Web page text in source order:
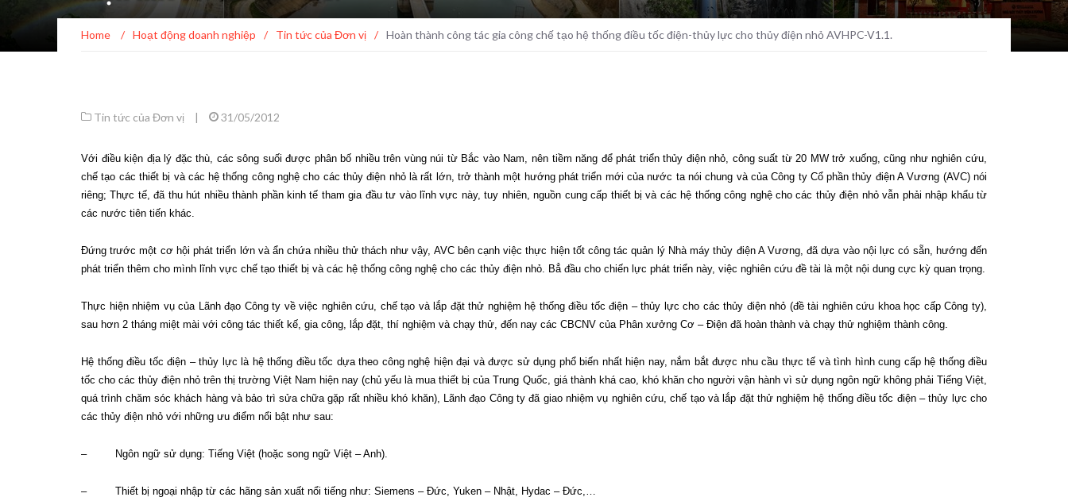
Home / Hoạt động doanh nghiệp / Tin tức của Đơn vị / Hoàn thành công tác gia công chế tạo hệ thống điều tốc điện-thủy lực cho thủy điện nhỏ AVHPC-V1.1.
Tin tức của Đơn vị | 31/05/2012
Với điều kiện địa lý đặc thù, các sông suối được phân bố nhiều trên vùng núi từ Bắc vào Nam, nên tiềm năng để phát triển thủy điện nhỏ, công suất từ 20 MW trở xuống, cũng như nghiên cứu,
chế tạo các thiết bị và các hệ thống công nghệ cho các thủy điện nhỏ là rất lớn, trở thành một hướng phát triển mới của nước ta nói chung và của Công ty Cổ phần thủy điện A Vương (AVC) nói
riêng; Thực tế, đã thu hút nhiều thành phần kinh tế tham gia đầu tư vào lĩnh vực này, tuy nhiên, nguồn cung cấp thiết bị và các hệ thống công nghệ cho các thủy điện nhỏ vẫn phải nhập khẩu từ
các nước tiên tiến khác.
Đứng trước một cơ hội phát triển lớn và ẩn chứa nhiều thử thách như vậy, AVC bên cạnh việc thực hiện tốt công tác quản lý Nhà máy thủy điện A Vương, đã dựa vào nội lực có sẵn, hướng đến
phát triển thêm cho mình lĩnh vực chế tạo thiết bị và các hệ thống công nghệ cho các thủy điện nhỏ. Bẳ đầu cho chiến lực phát triển này, việc nghiên cứu đề tài là một nội dung cực kỳ quan trọng.
Thực hiện nhiệm vụ của Lãnh đạo Công ty về việc nghiên cứu, chế tạo và lắp đặt thử nghiệm hệ thống điều tốc điện – thủy lực cho các thủy điện nhỏ (đề tài nghiên cứu khoa học cấp Công ty),
sau hơn 2 tháng miệt mài với công tác thiết kế, gia công, lắp đặt, thí nghiệm và chạy thử, đến nay các CBCNV của Phân xưởng Cơ – Điện đã hoàn thành và chạy thử nghiệm thành công.
Hệ thống điều tốc điện – thủy lực là hệ thống điều tốc dựa theo công nghệ hiện đại và được sử dụng phổ biến nhất hiện nay, nắm bắt được nhu cầu thực tế và tình hình cung cấp hệ thống điều
tốc cho các thủy điện nhỏ trên thị trường Việt Nam hiện nay (chủ yếu là mua thiết bị của Trung Quốc, giá thành khá cao, khó khăn cho người vận hành vì sử dụng ngôn ngữ không phải Tiếng Việt,
quá trình chăm sóc khách hàng và bảo trì sửa chữa gặp rất nhiều khó khăn), Lãnh đạo Công ty đã giao nhiệm vụ nghiên cứu, chế tạo và lắp đặt thử nghiệm hệ thống điều tốc điện – thủy lực cho
các thủy điện nhỏ với những ưu điểm nổi bật như sau:
– Ngôn ngữ sử dụng: Tiếng Việt (hoặc song ngữ Việt – Anh).
– Thiết bị ngoại nhập từ các hãng sản xuất nổi tiếng như: Siemens – Đức, Yuken – Nhật, Hydac – Đức,…